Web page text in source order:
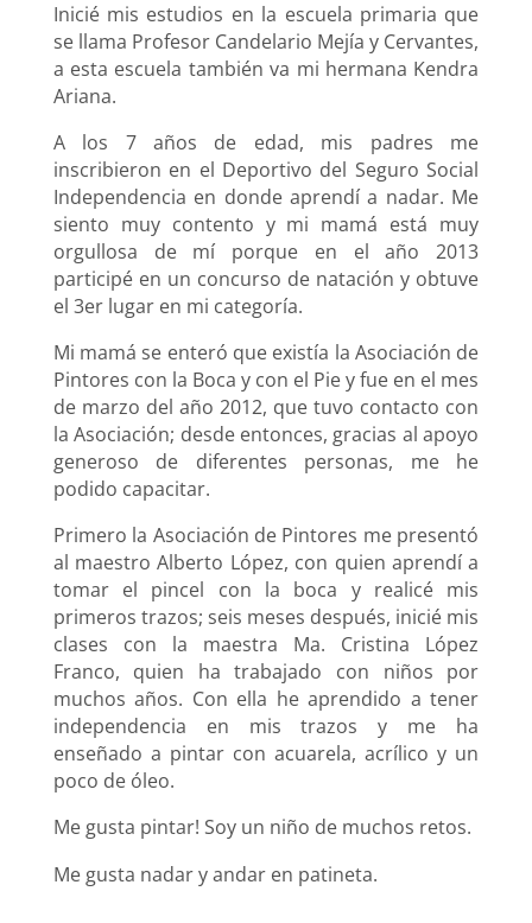
Inicié mis estudios en la escuela primaria que
se llama Profesor Candelario Mejía y Cervantes,
a esta escuela también va mi hermana Kendra
Ariana.
A los 7 años de edad, mis padres me
inscribieron en el Deportivo del Seguro Social
Independencia en donde aprendí a nadar. Me
siento muy contento y mi mamá está muy
orgullosa de mí porque en el año 2013
participé en un concurso de natación y obtuve
el 3er lugar en mi categoría.
Mi mamá se enteró que existía la Asociación de
Pintores con la Boca y con el Pie y fue en el mes
de marzo del año 2012, que tuvo contacto con
la Asociación; desde entonces, gracias al apoyo
generoso de diferentes personas, me he
podido capacitar.
Primero la Asociación de Pintores me presentó
al maestro Alberto López, con quien aprendí a
tomar el pincel con la boca y realicé mis
primeros trazos; seis meses después, inicié mis
clases con la maestra Ma. Cristina López
Franco, quien ha trabajado con niños por
muchos años. Con ella he aprendido a tener
independencia en mis trazos y me ha
enseñado a pintar con acuarela, acrílico y un
poco de óleo.
Me gusta pintar! Soy un niño de muchos retos.
Me gusta nadar y andar en patineta.